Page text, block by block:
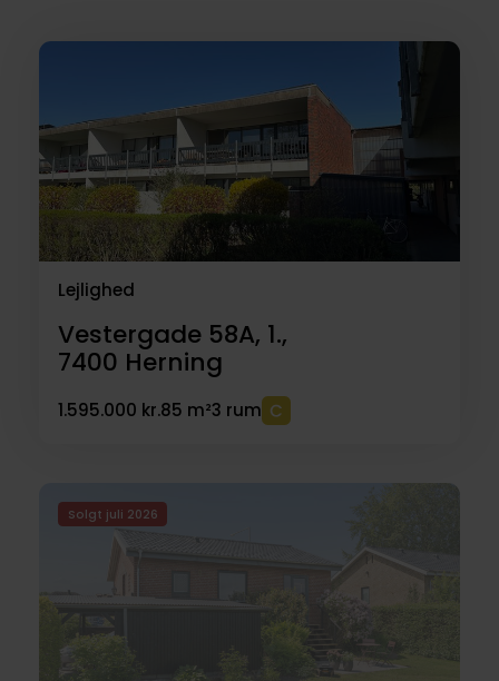
Lejlighed
Vestergade 58A, 1.,
7400 Herning
1.595.000 kr.85 m²3 rum
Solgt juli 2026